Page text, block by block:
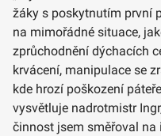
žáky s poskytnutím první
na mimořádné situace,
zprůchodnění dýchacích
krvácení, manipulace se
kde hrozí poškození
vysvětluje nadrotmistr
činnost jsem směřoval